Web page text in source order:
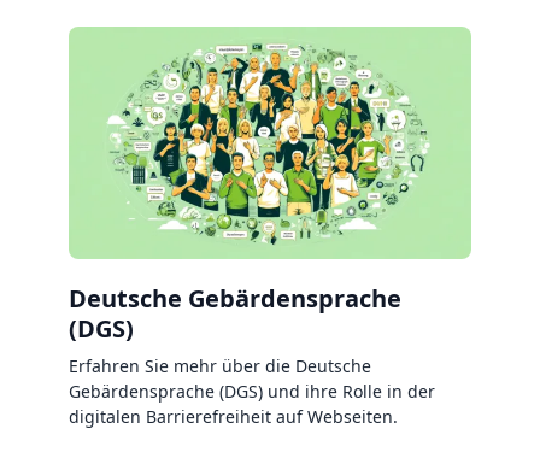
Deutsche Gebärdensprache
(DGS)
Erfahren Sie mehr über die Deutsche
Gebärdensprache (DGS) und ihre Rolle in der
digitalen Barrierefreiheit auf Webseiten.